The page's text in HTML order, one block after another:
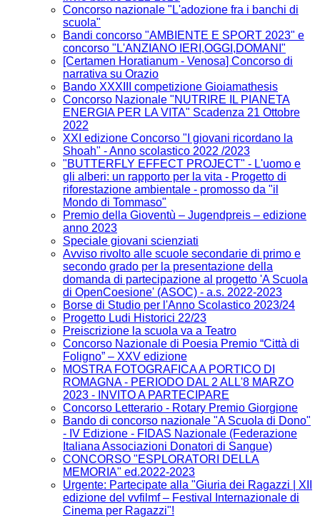
Concorso nazionale "L'adozione fra i banchi di
scuola"
Bandi concorso "AMBIENTE E SPORT 2023" e
concorso "L'ANZIANO IERI,OGGI,DOMANI"
[Certamen Horatianum - Venosa] Concorso di
narrativa su Orazio
Bando XXXIII competizione Gioiamathesis
Concorso Nazionale "NUTRIRE IL PIANETA
ENERGIA PER LA VITA" Scadenza 21 Ottobre
2022
XXI edizione Concorso "I giovani ricordano la
Shoah" - Anno scolastico 2022 /2023
"BUTTERFLY EFFECT PROJECT" - L'uomo e
gli alberi: un rapporto per la vita - Progetto di
riforestazione ambientale - promosso da "il
Mondo di Tommaso"
Premio della Gioventù – Jugendpreis – edizione
anno 2023
Speciale giovani scienziati
Avviso rivolto alle scuole secondarie di primo e
secondo grado per la presentazione della
domanda di partecipazione al progetto 'A Scuola
di OpenCoesione' (ASOC) - a.s. 2022-2023
Borse di Studio per l'Anno Scolastico 2023/24
Progetto Ludi Historici 22/23
Preiscrizione la scuola va a Teatro
Concorso Nazionale di Poesia Premio “Città di
Foligno” – XXV edizione
MOSTRA FOTOGRAFICA A PORTICO DI
ROMAGNA - PERIODO DAL 2 ALL'8 MARZO
2023 - INVITO A PARTECIPARE
Concorso Letterario - Rotary Premio Giorgione
Bando di concorso nazionale "A Scuola di Dono"
- IV Edizione​ - FIDAS Nazionale (Federazione
Italiana Associazioni Donatori di Sangue)
CONCORSO "ESPLORATORI DELLA
MEMORIA" ed.2022-2023
Urgente: Partecipate alla "Giuria dei Ragazzi | XII
edizione del vvfilmf – Festival Internazionale di
Cinema per Ragazzi"!